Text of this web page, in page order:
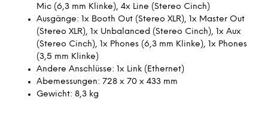
Mic (6,3 mm Klinke), 4x Line (Stereo Cinch)
Ausgänge: 1x Booth Out (Stereo XLR), 1x Master Out
(Stereo XLR), 1x Unbalanced (Stereo Cinch), 1x Aux
(Stereo Cinch), 1x Phones (6,3 mm Klinke), 1x Phones
(3,5 mm Klinke)
Andere Anschlüsse: 1x Link (Ethernet)
Abemessungen: 728 x 70 x 433 mm
Gewicht: 8,3 kg